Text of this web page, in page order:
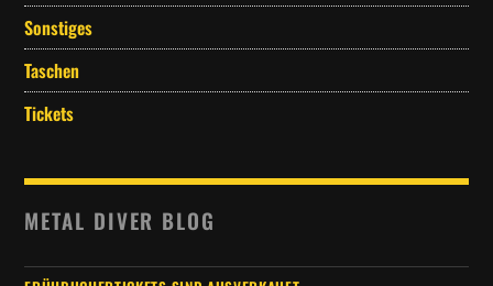
Sonstiges
Taschen
Tickets
METAL DIVER BLOG